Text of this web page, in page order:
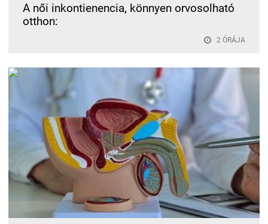
A női inkontienencia, könnyen orvosolható
otthon:
2 ÓRÁJA